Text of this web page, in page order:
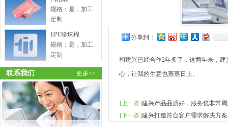
规格：是，加工
定制
EPE珍珠棉
规格：是，加工
定制
更多>>
联系我们
分享到：
和建兴已经合作2年多了，这两年来，
心，让我的生意也蒸蒸日上。
[上一条]建兴产品品质好，服务也非常
[下一条]建兴打造符合客户需求解决方